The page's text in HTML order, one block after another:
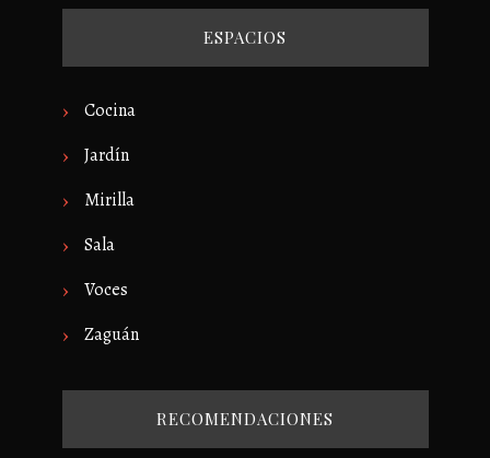
ESPACIOS
Cocina
Jardín
Mirilla
Sala
Voces
Zaguán
RECOMENDACIONES